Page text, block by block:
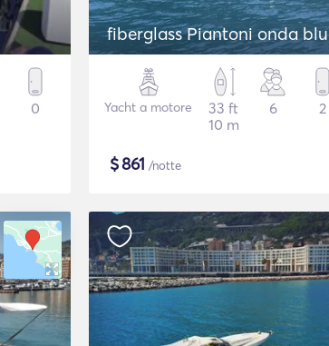
0
fiberglass Piantoni onda blu
Yacht a motore
33 ft
10 m
6 2
$861 /notte